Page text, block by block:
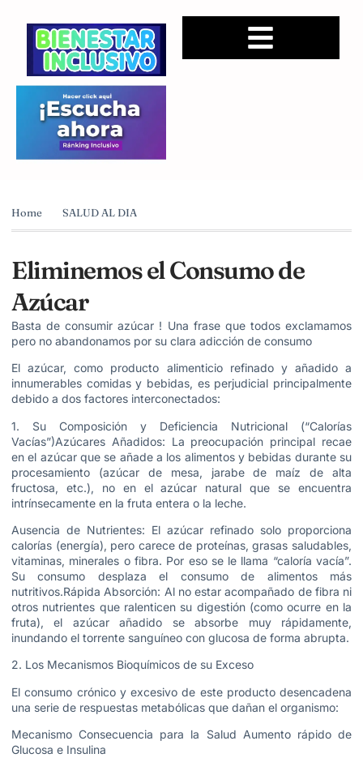
Home SALUD AL DIA
Eliminemos el Consumo de
Azúcar
Basta de consumir azúcar ! Una frase que todos exclamamos
pero no abandonamos por su clara adicción de consumo
El azúcar, como producto alimenticio refinado y añadido a
innumerables comidas y bebidas, es perjudicial principalmente
debido a dos factores interconectados:
1. Su Composición y Deficiencia Nutricional (“Calorías
Vacías”)Azúcares Añadidos: La preocupación principal recae
en el azúcar que se añade a los alimentos y bebidas durante su
procesamiento (azúcar de mesa, jarabe de maíz de alta
fructosa, etc.), no en el azúcar natural que se encuentra
intrínsecamente en la fruta entera o la leche.
Ausencia de Nutrientes: El azúcar refinado solo proporciona
calorías (energía), pero carece de proteínas, grasas saludables,
vitaminas, minerales o fibra. Por eso se le llama “caloría vacía”.
Su consumo desplaza el consumo de alimentos más
nutritivos.Rápida Absorción: Al no estar acompañado de fibra ni
otros nutrientes que ralenticen su digestión (como ocurre en la
fruta), el azúcar añadido se absorbe muy rápidamente,
inundando el torrente sanguíneo con glucosa de forma abrupta.
2. Los Mecanismos Bioquímicos de su Exceso
El consumo crónico y excesivo de este producto desencadena
una serie de respuestas metabólicas que dañan el organismo:
Mecanismo Consecuencia para la Salud Aumento rápido de
Glucosa e Insulina